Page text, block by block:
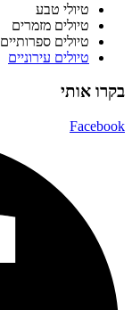
טיולי טבע
טיולים מזמרים
טיולים ספרותיים
טיולים עירוניים
בקרו אותי
Facebook